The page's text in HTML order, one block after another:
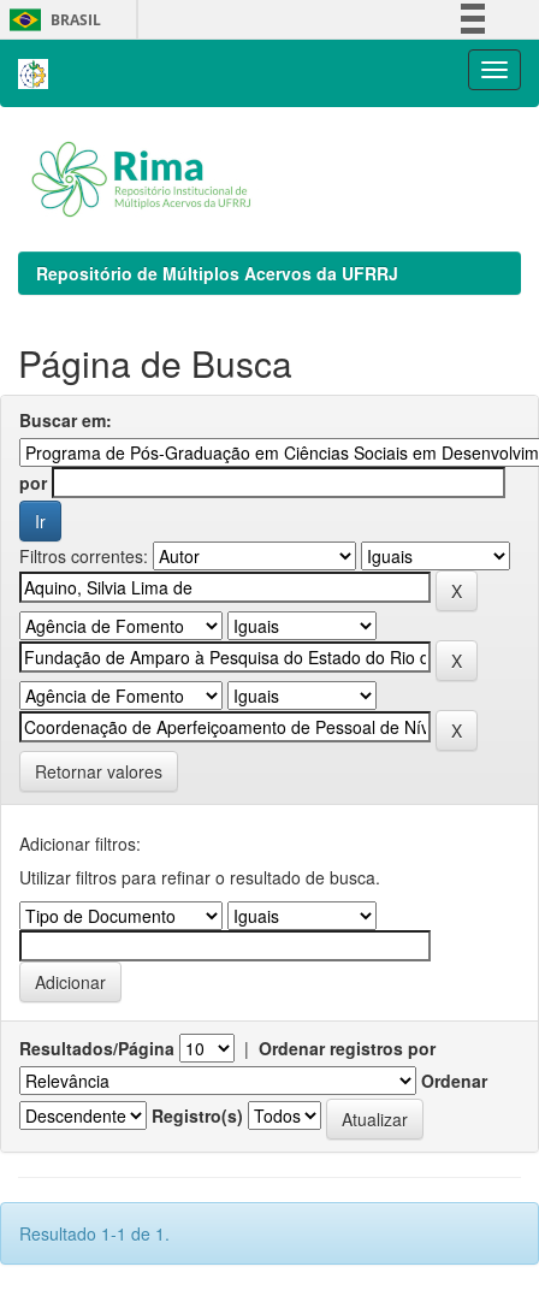
Skip
navigation
BRASIL
Repositório de Múltiplos Acervos da UFRRJ
Página de Busca
Buscar em:
por
Filtros correntes:
Retornar valores
Adicionar filtros:
Utilizar filtros para refinar o resultado de busca.
Resultados/Página | Ordenar registros por
Ordenar
Registro(s)
Resultado 1-1 de 1.